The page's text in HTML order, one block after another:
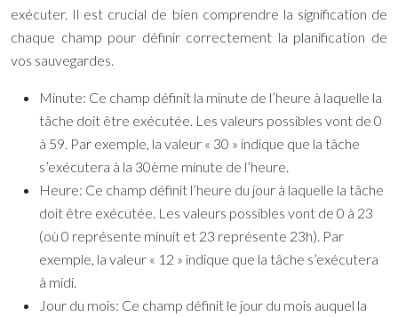
exécuter. Il est crucial de bien comprendre la signification de
chaque champ pour définir correctement la planification de
vos sauvegardes.
Minute: Ce champ définit la minute de l’heure à laquelle la
tâche doit être exécutée. Les valeurs possibles vont de 0
à 59. Par exemple, la valeur « 30 » indique que la tâche
s’exécutera à la 30ème minute de l’heure.
Heure: Ce champ définit l’heure du jour à laquelle la tâche
doit être exécutée. Les valeurs possibles vont de 0 à 23
(où 0 représente minuit et 23 représente 23h). Par
exemple, la valeur « 12 » indique que la tâche s’exécutera
à midi.
Jour du mois: Ce champ définit le jour du mois auquel la